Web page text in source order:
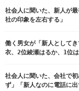
社会人に聞いた、新人が
社の印象を左右する」
働く男女が「新人として
衣、2位綾瀬はるか、1位
社会人に聞いた、会社で
ず」「新人なのに電話に出